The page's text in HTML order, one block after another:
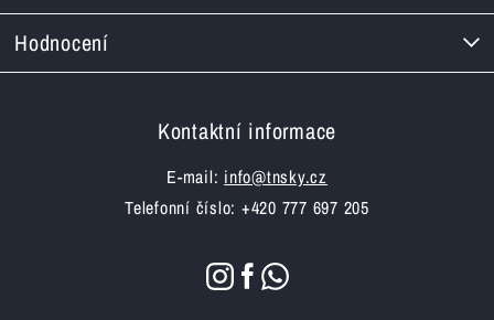
Hodnocení
Kontaktní informace
E-mail: info@tnsky.cz
Telefonní číslo: +420 777 697 205